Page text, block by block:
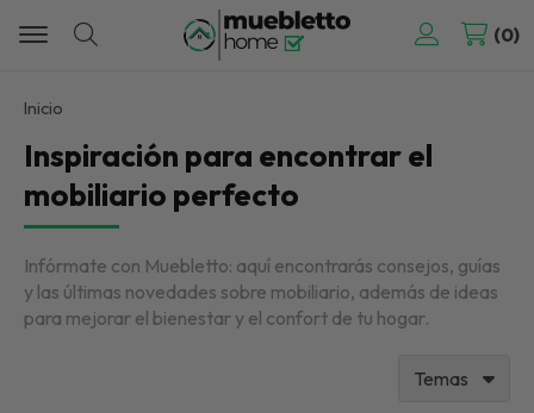
Buscar
0
Inicio
Inspiración para encontrar el
mobiliario perfecto
Infórmate con Muebletto: aquí encontrarás consejos, guías
y las últimas novedades sobre mobiliario, además de ideas
para mejorar el bienestar y el confort de tu hogar.
Temas